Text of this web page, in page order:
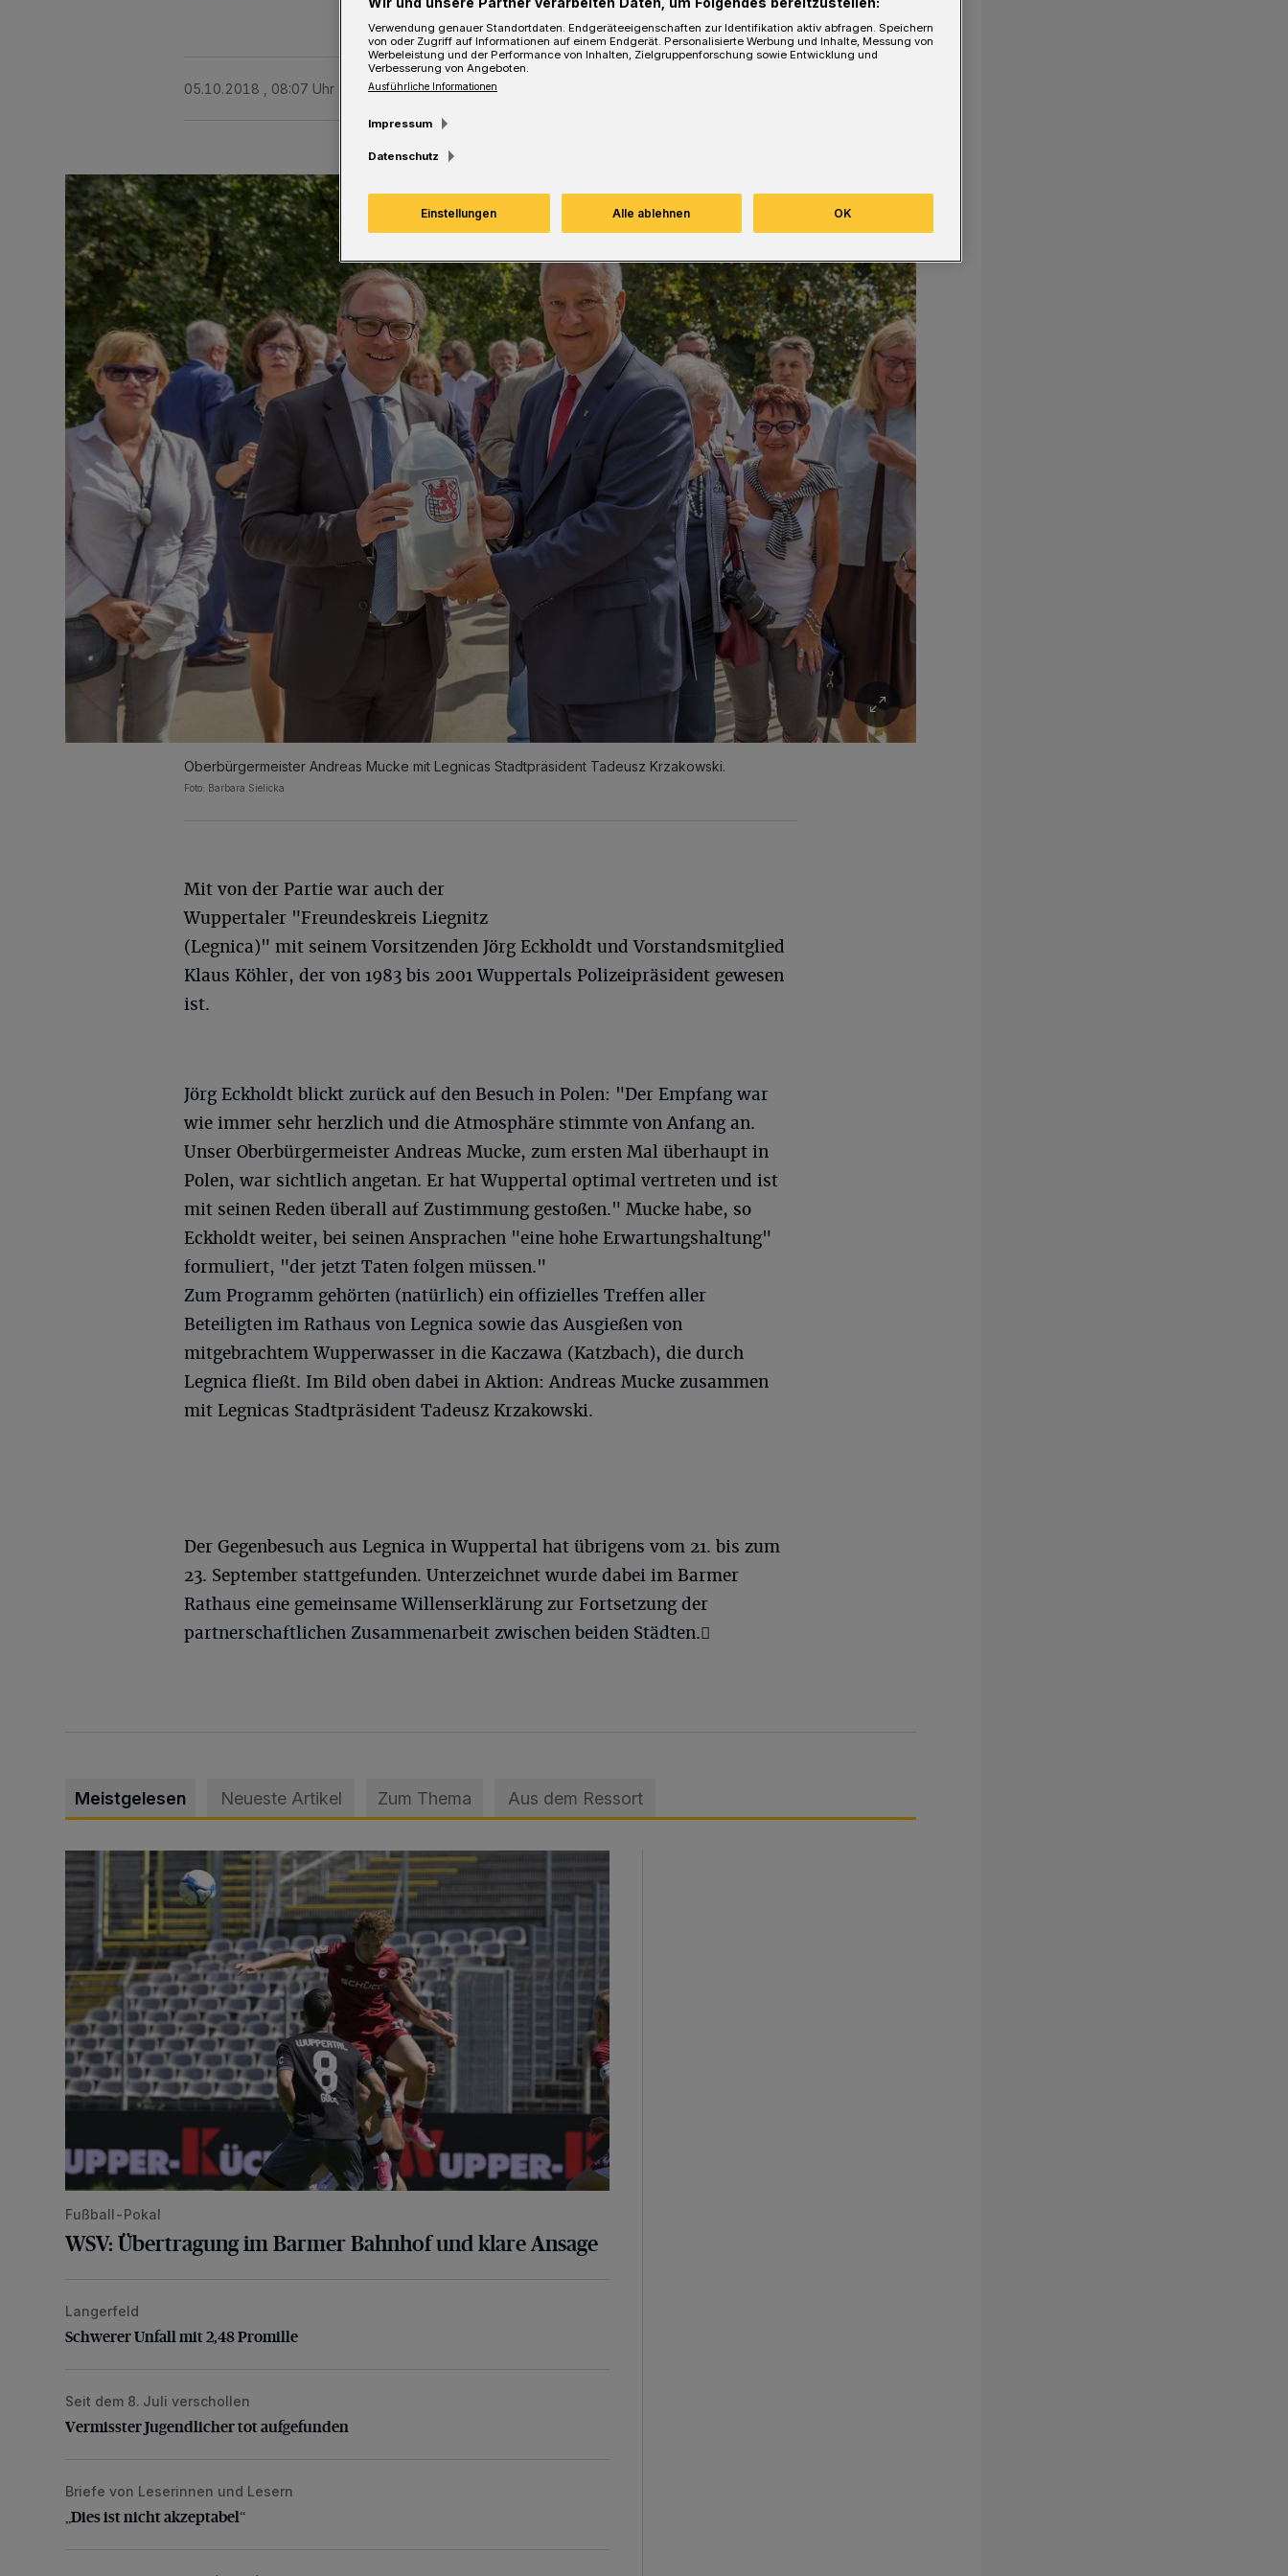
05.10.2018 , 08:07 Uhr Eine Minute Lesezeit
Oberbürgermeister Andreas Mucke mit Legnicas Stadtpräsident Tadeusz Krzakowski.
Foto: Barbara Sielicka
Mit von der Partie war auch der
Wuppertaler "Freundeskreis Liegnitz
(Legnica)" mit seinem Vorsitzenden Jörg Eckholdt und Vorstandsmitglied
Klaus Köhler, der von 1983 bis 2001 Wuppertals Polizeipräsident gewesen
ist.
Jörg Eckholdt blickt zurück auf den Besuch in Polen: "Der Empfang war
wie immer sehr herzlich und die Atmosphäre stimmte von Anfang an.
Unser Oberbürgermeister Andreas Mucke, zum ersten Mal überhaupt in
Polen, war sichtlich angetan. Er hat Wuppertal optimal vertreten und ist
mit seinen Reden überall auf Zustimmung gestoßen." Mucke habe, so
Eckholdt weiter, bei seinen Ansprachen "eine hohe Erwartungshaltung"
formuliert, "der jetzt Taten folgen müssen."
Zum Programm gehörten (natürlich) ein offizielles Treffen aller
Beteiligten im Rathaus von Legnica sowie das Ausgießen von
mitgebrachtem Wupperwasser in die Kaczawa (Katzbach), die durch
Legnica fließt. Im Bild oben dabei in Aktion: Andreas Mucke zusammen
mit Legnicas Stadtpräsident Tadeusz Krzakowski.
Der Gegenbesuch aus Legnica in Wuppertal hat übrigens vom 21. bis zum
23. September stattgefunden. Unterzeichnet wurde dabei im Barmer
Rathaus eine gemeinsame Willenserklärung zur Fortsetzung der
partnerschaftlichen Zusammenarbeit zwischen beiden Städten.
Meistgelesen Neueste Artikel Zum Thema Aus dem Ressort
WSV: Übertragung im Barmer Bahnhof und klare Ansage
Fußball-Pokal
WSV: Übertragung im Barmer Bahnhof und klare Ansage
Schwerer Unfall mit 2,48 Promille
Langerfeld
Schwerer Unfall mit 2,48 Promille
Vermisster Jugendlicher tot aufgefunden
Seit dem 8. Juli verschollen
Vermisster Jugendlicher tot aufgefunden
„Dies ist nicht akzeptabel“
Briefe von Leserinnen und Lesern
„Dies ist nicht akzeptabel“
Verwendung genauer Standortdaten. Endgeräteeigenschaften zur Identifikation aktiv abfragen. Speichern
von oder Zugriff auf Informationen auf einem Endgerät. Personalisierte Werbung und Inhalte, Messung von
Werbeleistung und der Performance von Inhalten, Zielgruppenforschung sowie Entwicklung und
Verbesserung von Angeboten.
Ausführliche Informationen
Impressum
Datenschutz
Einstellungen Alle ablehnen OK